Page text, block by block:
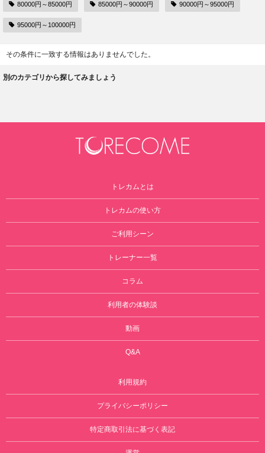
80000円～85000円 85000円～90000円 90000円～95000円
95000円～100000円
その条件に一致する情報はありませんでした。
別のカテゴリから探してみましょう
トレカムとは
トレカムの使い方
ご利用シーン
トレーナー一覧
コラム
利用者の体験談
動画
Q&A
利用規約
プライバシーポリシー
特定商取引法に基づく表記